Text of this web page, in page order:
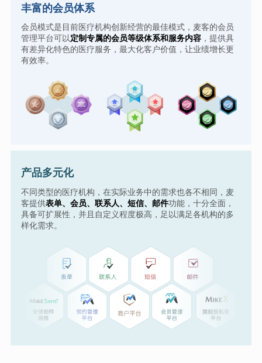
丰富的会员体系
会员模式是目前医疗机构创新经营的最佳模式，麦客的会员
管理平台可以定制专属的会员等级体系和服务内容，提供具
有差异化特色的医疗服务，最大化客户价值，让业绩增长更
有效率。
产品多元化
不同类型的医疗机构，在实际业务中的需求也各不相同，麦
客提供表单、会员、联系人、短信、邮件功能，十分全面，
具备可扩展性，并且自定义程度极高，足以满足各机构的多
样化需求。